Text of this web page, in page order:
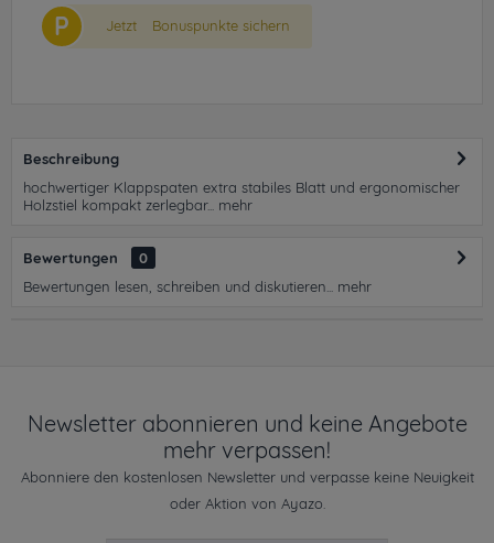
P Jetzt Bonuspunkte sichern
Beschreibung
hochwertiger Klappspaten extra stabiles Blatt und ergonomischer
Holzstiel kompakt zerlegbar...
mehr
Bewertungen
0
Bewertungen lesen, schreiben und diskutieren...
mehr
Newsletter abonnieren und keine Angebote
mehr verpassen!
Abonniere den kostenlosen Newsletter und verpasse keine Neuigkeit
oder Aktion von Ayazo.